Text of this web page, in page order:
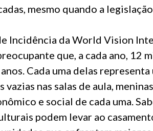
mesmo quando a
Incidência da World Vision
que, a cada ano, 12
Cada uma delas
nas salas de aula,
e social de cada uma.
podem levar ao